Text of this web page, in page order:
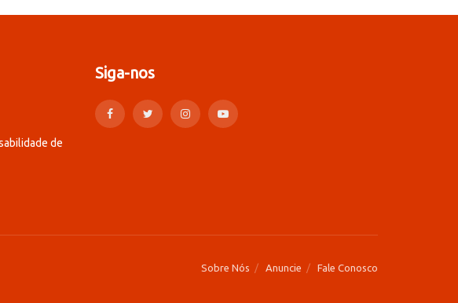
de
Siga-nos
Sobre Nós Anuncie Fale Conosco